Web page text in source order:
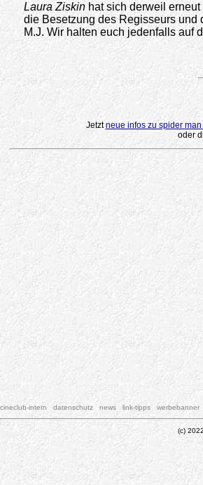
Laura Ziskin hat sich derweil
die Besetzung des Regisseurs und
M.J. Wir halten euch jedenfalls auf
Jetztneue infos zu spider man
oder
cineclub-intern datenschutz news link-tipps werbebanner
(c)